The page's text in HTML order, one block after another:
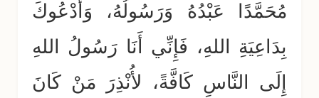
مُحَمَّدًا عَبْدُهُ وَرَسُولُهُ، وَأَدْعُوكَ
بِدَاعِيَةِ اللهِ، فَإِنِّي أَنَا رَسُولُ اللهِ
إِلَى النَّاسِ كَافَّةً، لأُنْذِرَ مَنْ كَانَ